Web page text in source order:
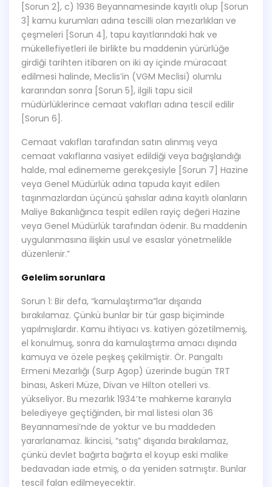
[Sorun 2], c) 1936 Beyannamesinde kayıtlı olup [Sorun
3] kamu kurumları adına tescilli olan mezarlıkları ve
çeşmeleri [Sorun 4], tapu kayıtlarındaki hak ve
mükellefiyetleri ile birlikte bu maddenin yürürlüğe
girdiği tarihten itibaren on iki ay içinde müracaat
edilmesi halinde, Meclis’in (VGM Meclisi) olumlu
kararından sonra [Sorun 5], ilgili tapu sicil
müdürlüklerince cemaat vakıfları adına tescil edilir
[Sorun 6].
Cemaat vakıfları tarafından satın alınmış veya
cemaat vakıflarına vasiyet edildiği veya bağışlandığı
halde, mal edinememe gerekçesiyle [Sorun 7] Hazine
veya Genel Müdürlük adına tapuda kayıt edilen
taşınmazlardan üçüncü şahıslar adına kayıtlı olanların
Maliye Bakanlığınca tespit edilen rayiç değeri Hazine
veya Genel Müdürlük tarafından ödenir. Bu maddenin
uygulanmasına ilişkin usul ve esaslar yönetmelikle
düzenlenir.”
Gelelim sorunlara
Sorun 1: Bir defa, “kamulaştırma”lar dışarıda
bırakılamaz. Çünkü bunlar bir tür gasp biçiminde
yapılmışlardır. Kamu ihtiyacı vs. katiyen gözetilmemiş,
el konulmuş, sonra da kamulaştırma amacı dışında
kamuya ve özele peşkeş çekilmiştir. Ör. Pangaltı
Ermeni Mezarlığı (Surp Agop) üzerinde bugün TRT
binası, Askeri Müze, Divan ve Hilton otelleri vs.
yükseliyor. Bu mezarlık 1934’te mahkeme kararıyla
belediyeye geçtiğinden, bir mal listesi olan 36
Beyannamesi’nde de yoktur ve bu maddeden
yararlanamaz. İkincisi, “satış” dışarıda bırakılamaz,
çünkü devlet bağırta bağırta el koyup eski malike
bedavadan iade etmiş, o da yeniden satmıştır. Bunlar
tescil falan edilmeyecektir.